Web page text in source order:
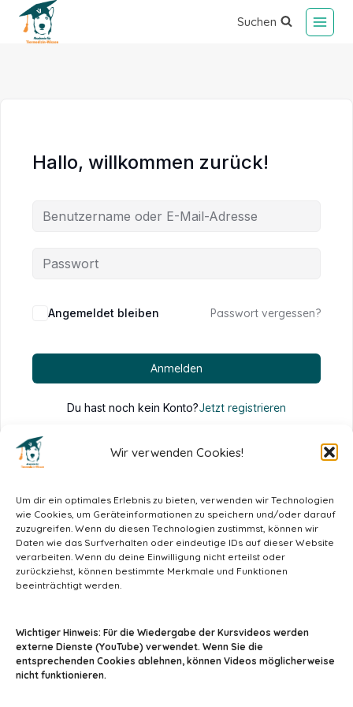
Wir verwenden Cookies!
Um dir ein optimales Erlebnis zu bieten, verwenden wir Technologien
wie Cookies, um Geräteinformationen zu speichern und/oder darauf
zuzugreifen. Wenn du diesen Technologien zustimmst, können wir
Daten wie das Surfverhalten oder eindeutige IDs auf dieser Website
verarbeiten. Wenn du deine Einwilligung nicht erteilst oder
zurückziehst, können bestimmte Merkmale und Funktionen
beeinträchtigt werden.
Wichtiger Hinweis: Für die Wiedergabe der Kursvideos werden
externe Dienste (YouTube) verwendet. Wenn Sie die
entsprechenden Cookies ablehnen, können Videos möglicherweise
nicht funktionieren.
Suchen
Hallo, willkommen zurück!
Alternative:
Angemeldet bleiben Passwort vergessen?
Anmelden
Du hast noch kein Konto?Jetzt registrieren
info@tiermedizin-wissen.de